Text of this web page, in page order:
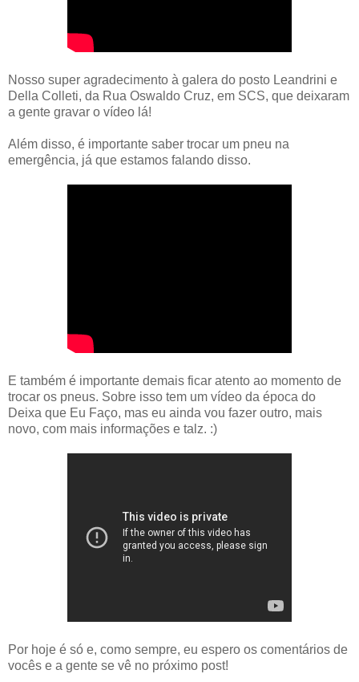
Nosso super agradecimento à galera do posto Leandrini e
Della Colleti, da Rua Oswaldo Cruz, em SCS, que deixaram
a gente gravar o vídeo lá!
Além disso, é importante saber trocar um pneu na
emergência, já que estamos falando disso.
E também é importante demais ficar atento ao momento de
trocar os pneus. Sobre isso tem um vídeo da época do
Deixa que Eu Faço, mas eu ainda vou fazer outro, mais
novo, com mais informações e talz. :)
Por hoje é só e, como sempre, eu espero os comentários de
vocês e a gente se vê no próximo post!